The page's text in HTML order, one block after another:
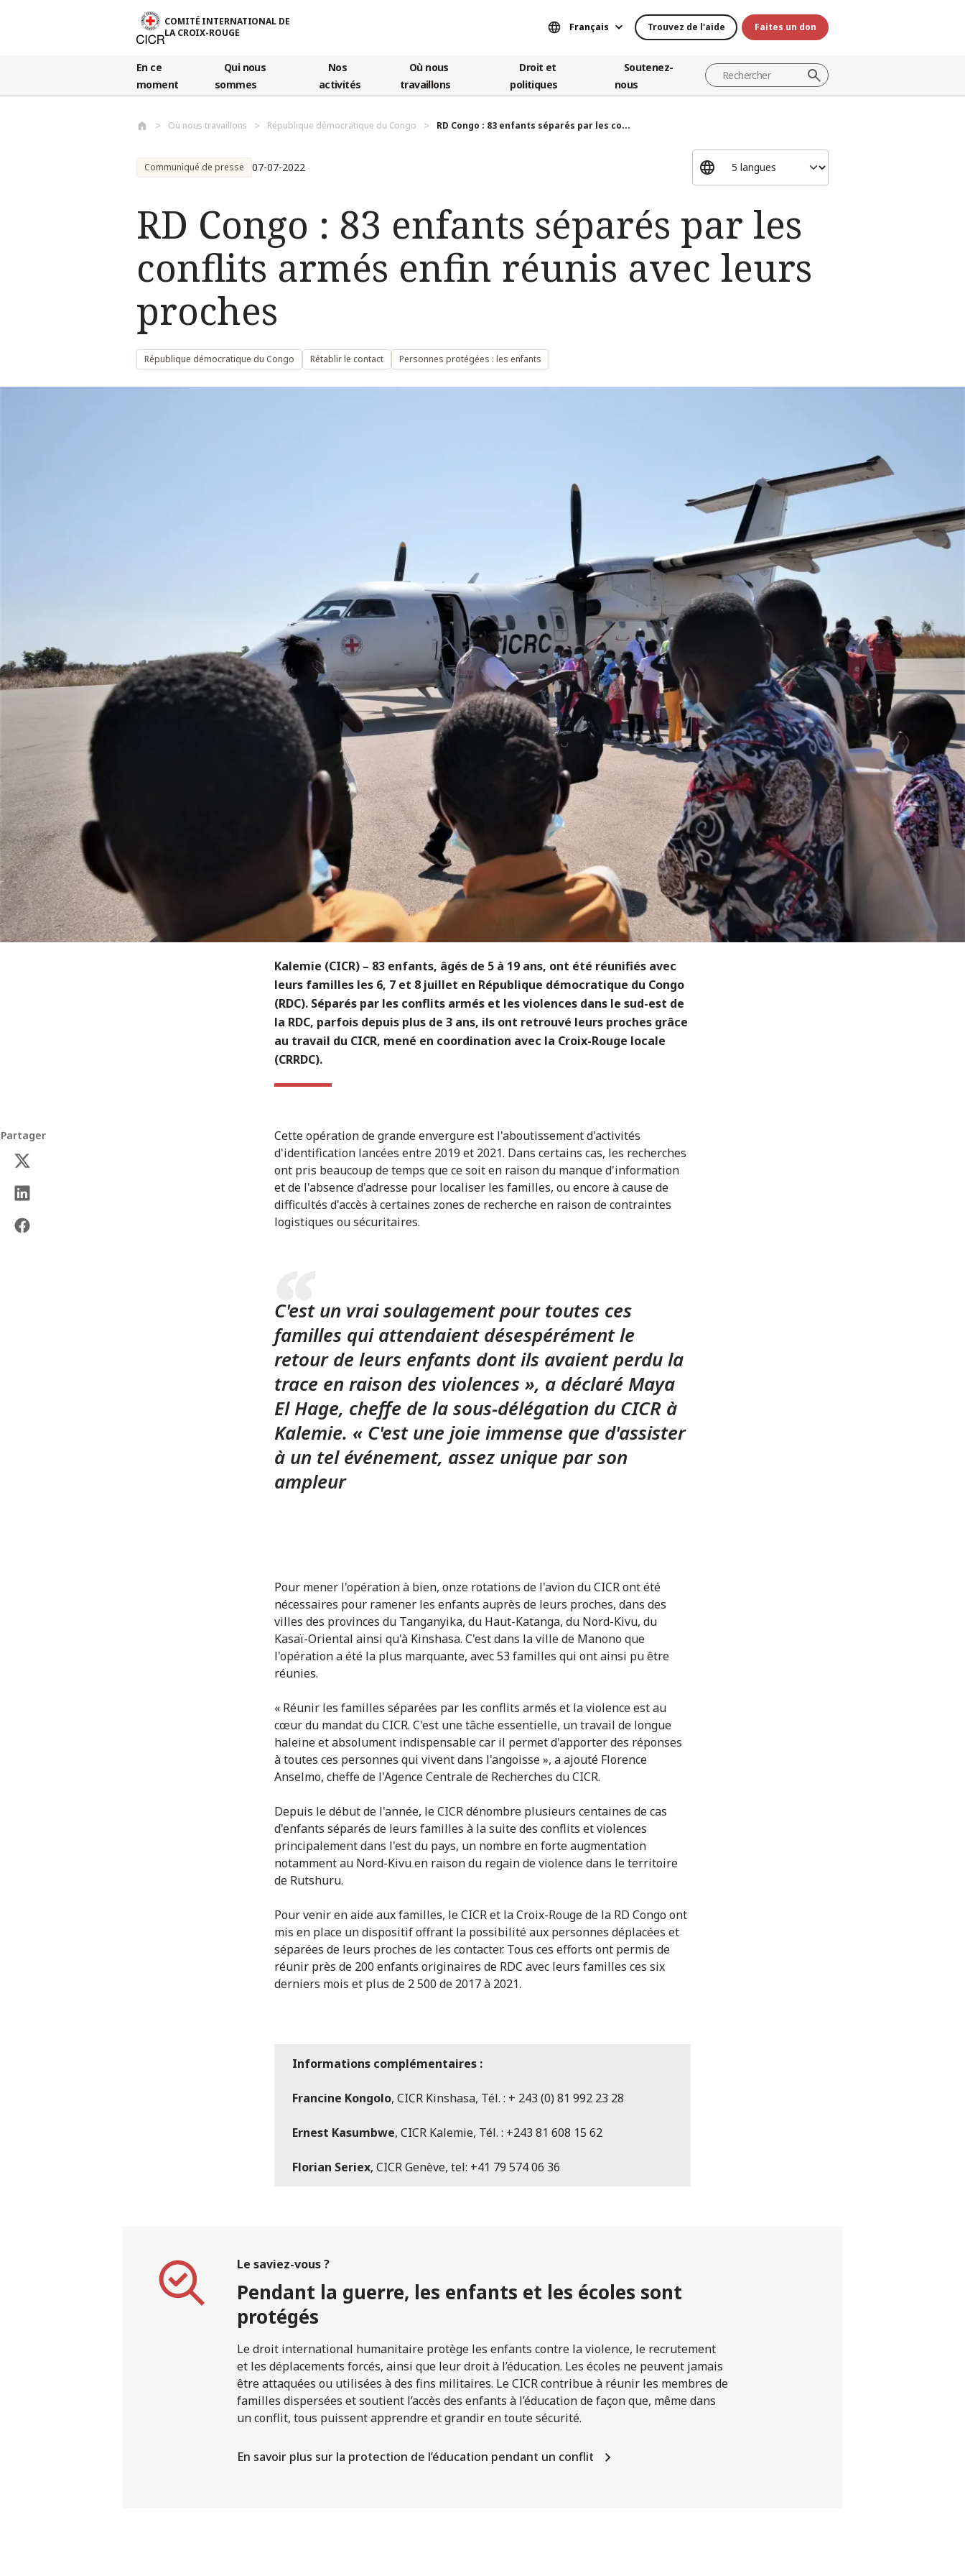
COMITÉ INTERNATIONAL DE
LA CROIX-ROUGE
Français Trouvez de l'aide Faites un don
En ce
moment
Qui nous
sommes
Nos
activités
Où nous
travaillons
Droit et
politiques
Soutenez-
nous
Où nous travaillons République démocratique du Congo RD Congo : 83 enfants séparés par les co...
Communiqué de presse 07-07-2022
RD Congo : 83 enfants séparés par les
conflits armés enfin réunis avec leurs
proches
République démocratique du Congo Rétablir le contact Personnes protégées : les enfants
Kalemie (CICR) – 83 enfants, âgés de 5 à 19 ans, ont été réunifiés avec
leurs familles les 6, 7 et 8 juillet en République démocratique du Congo
(RDC). Séparés par les conflits armés et les violences dans le sud-est de
la RDC, parfois depuis plus de 3 ans, ils ont retrouvé leurs proches grâce
au travail du CICR, mené en coordination avec la Croix-Rouge locale
(CRRDC).
Partager
Cette opération de grande envergure est l'aboutissement d'activités
d'identification lancées entre 2019 et 2021. Dans certains cas, les recherches
ont pris beaucoup de temps que ce soit en raison du manque d'information
et de l'absence d'adresse pour localiser les familles, ou encore à cause de
difficultés d'accès à certaines zones de recherche en raison de contraintes
logistiques ou sécuritaires.
C'est un vrai soulagement pour toutes ces
familles qui attendaient désespérément le
retour de leurs enfants dont ils avaient perdu la
trace en raison des violences », a déclaré Maya
El Hage, cheffe de la sous-délégation du CICR à
Kalemie. « C'est une joie immense que d'assister
à un tel événement, assez unique par son
ampleur
Pour mener l'opération à bien, onze rotations de l'avion du CICR ont été
nécessaires pour ramener les enfants auprès de leurs proches, dans des
villes des provinces du Tanganyika, du Haut-Katanga, du Nord-Kivu, du
Kasaï-Oriental ainsi qu'à Kinshasa. C'est dans la ville de Manono que
l'opération a été la plus marquante, avec 53 familles qui ont ainsi pu être
réunies.
« Réunir les familles séparées par les conflits armés et la violence est au
cœur du mandat du CICR. C'est une tâche essentielle, un travail de longue
haleine et absolument indispensable car il permet d'apporter des réponses
à toutes ces personnes qui vivent dans l'angoisse », a ajouté Florence
Anselmo, cheffe de l'Agence Centrale de Recherches du CICR.
Depuis le début de l'année, le CICR dénombre plusieurs centaines de cas
d'enfants séparés de leurs familles à la suite des conflits et violences
principalement dans l'est du pays, un nombre en forte augmentation
notamment au Nord-Kivu en raison du regain de violence dans le territoire
de Rutshuru.
Pour venir en aide aux familles, le CICR et la Croix-Rouge de la RD Congo ont
mis en place un dispositif offrant la possibilité aux personnes déplacées et
séparées de leurs proches de les contacter. Tous ces efforts ont permis de
réunir près de 200 enfants originaires de RDC avec leurs familles ces six
derniers mois et plus de 2 500 de 2017 à 2021.
Informations complémentaires :
Francine Kongolo, CICR Kinshasa, Tél. : + 243 (0) 81 992 23 28
Ernest Kasumbwe, CICR Kalemie, Tél. : +243 81 608 15 62
Florian Seriex, CICR Genève, tel: +41 79 574 06 36
Le saviez-vous ?
Pendant la guerre, les enfants et les écoles sont
protégés
Le droit international humanitaire protège les enfants contre la violence, le recrutement
et les déplacements forcés, ainsi que leur droit à l’éducation. Les écoles ne peuvent jamais
être attaquées ou utilisées à des fins militaires. Le CICR contribue à réunir les membres de
familles dispersées et soutient l’accès des enfants à l’éducation de façon que, même dans
un conflit, tous puissent apprendre et grandir en toute sécurité.
En savoir plus sur la protection de l’éducation pendant un conflit